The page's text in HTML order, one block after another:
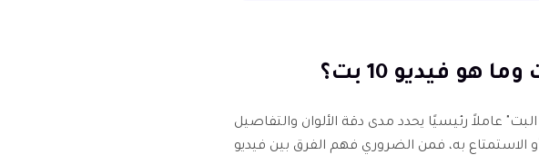
عاملاً رئيسيًا يحدد مدى دقة الألوان والتفاصيل
أو الاستمتاع به، فمن الضروري فهم الفرق بين فيديو